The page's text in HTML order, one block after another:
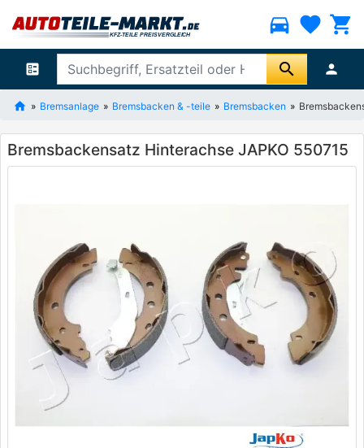
directions_car favorite shopping_cart
ballot search person
Bremsanlage Bremsbacken & -teile Bremsbacken
Bremsbackensatz Hinterachse JAPKO 550715